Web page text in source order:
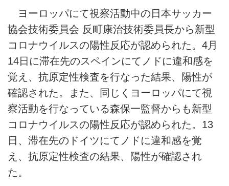
ヨーロッパにて視察活動中の日本サッカー
協会技術委員会 反町康治技術委員長から新型
コロナウイルスの陽性反応が認められた。4月
14日に滞在先のスペインにてノドに違和感を
覚え、抗原定性検査を行なった結果、陽性が
確認された。また、同じくヨーロッパにて視
察活動を行なっている森保一監督からも新型
コロナウイルスの陽性反応が認められた。13
日、滞在先のドイツにてノドに違和感を覚
え、抗原定性検査の結果、陽性が確認され
た。